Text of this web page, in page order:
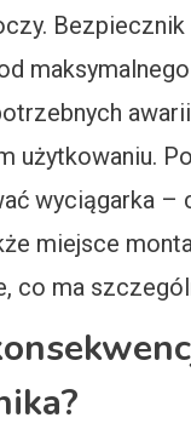
Bezpiecznik
użytkowaniu.
wyciągarka
miejsce
co ma